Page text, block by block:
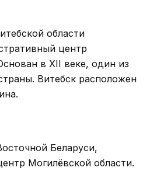
области
центр
в XII веке, один из
Витебск расположен
Беларуси,
Могилёвской области.